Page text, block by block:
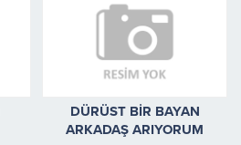
DÜRÜST BİR BAYAN
ARKADAŞ ARIYORUM